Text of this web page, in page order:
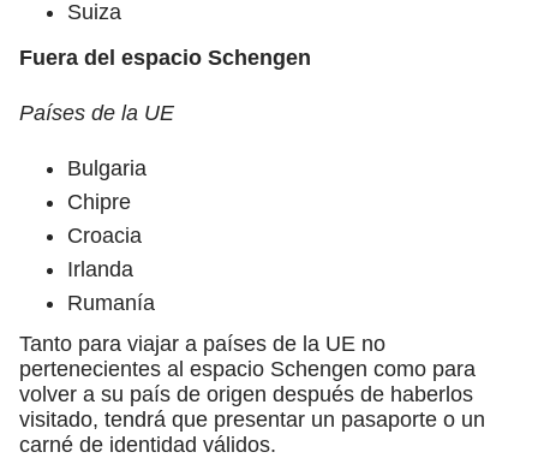
Suiza
Fuera del espacio Schengen
Países de la UE
Bulgaria
Chipre
Croacia
Irlanda
Rumanía
Tanto para viajar a países de la UE no
pertenecientes al espacio Schengen como para
volver a su país de origen después de haberlos
visitado, tendrá que presentar un pasaporte o un
carné de identidad válidos.